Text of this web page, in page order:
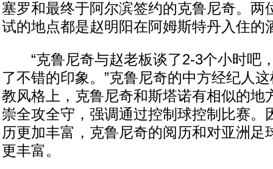
塞罗和最终于阿尔滨签约的克鲁尼奇。两
试的地点都是赵明阳在阿姆斯特丹入住的
“克鲁尼奇与赵老板谈了2-3个小时吧
了不错的印象。”克鲁尼奇的中方经纪人
教风格上，克鲁尼奇和斯塔诺有相似的地
崇全攻全守，强调通过控制球控制比赛。
历更加丰富，克鲁尼奇的阅历和对亚洲足
更丰富。